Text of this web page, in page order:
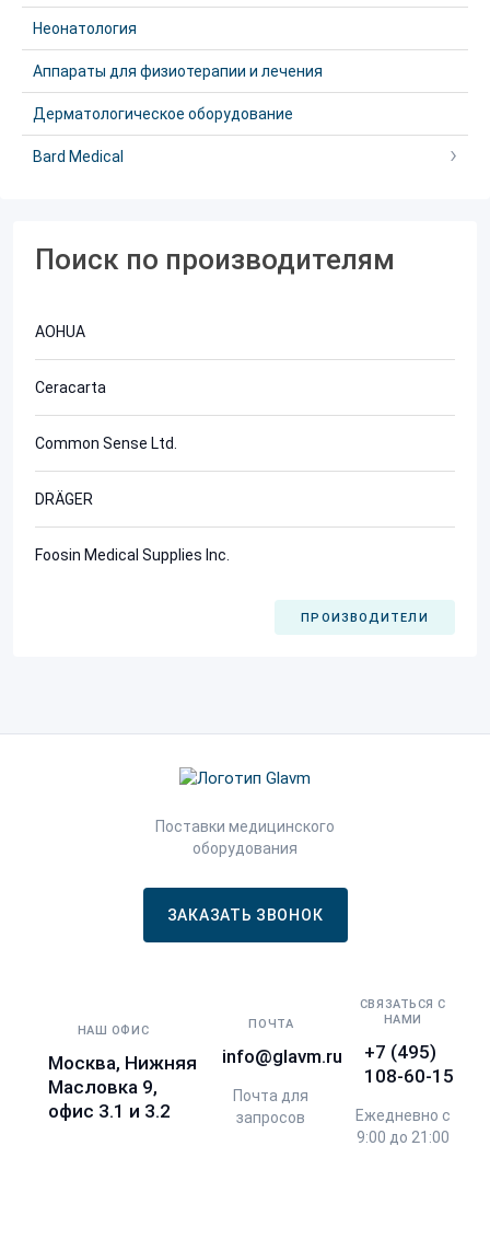
Неонатология
Аппараты для физиотерапии и лечения
Дерматологическое оборудование
Bard Medical
Поиск по производителям
AOHUA
Ceracarta
Common Sense Ltd.
DRÄGER
Foosin Medical Supplies Inc.
ПРОИЗВОДИТЕЛИ
Поставки медицинского
оборудования
ЗАКАЗАТЬ ЗВОНОК
НАШ ОФИС
Москва, Нижняя
Масловка 9,
офис 3.1 и 3.2
ПОЧТА
info@glavm.ru
Почта для
запросов
СВЯЗАТЬСЯ С
НАМИ
+7 (495)
108-60-15
Ежедневно с
9:00 до 21:00